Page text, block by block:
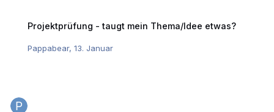
Projektprüfung - taugt mein Thema/Idee etwas?
Pappabear, 13. Januar